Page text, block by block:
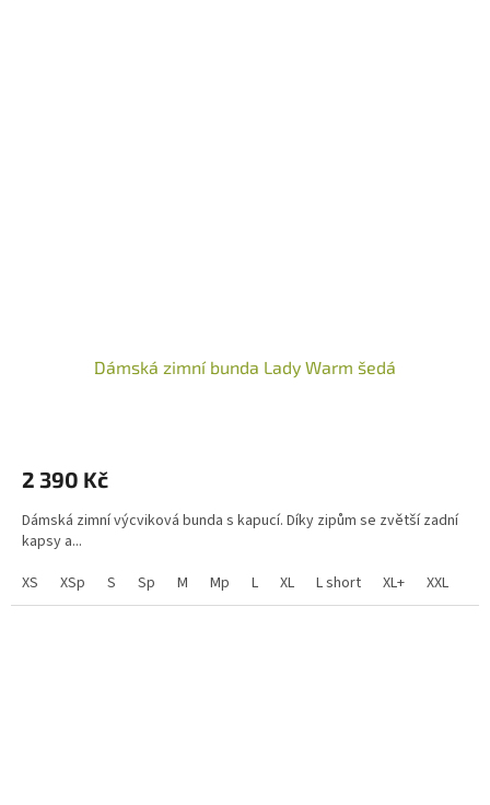
Dámská zimní bunda Lady Warm šedá
produktu
4,0
z
hvězdiček.
2 390 Kč
Dámská zimní výcviková bunda s kapucí. Díky zipům se zvětší zadní
kapsy a...
XS
XSp S Sp M Mp L XL L short XL+ XXL